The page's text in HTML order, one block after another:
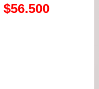
$56.500